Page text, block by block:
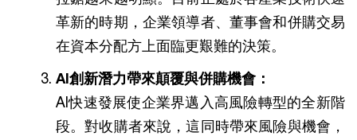
革新的時期，企業領導者、董事會和併購交易
在資本分配方上面臨更艱難的決策。
AI創新潛力帶來顛覆與併購機會：
AI快速發展使企業界邁入高風險轉型的全新階
段。對收購者來說，這同時帶來風險與機會，